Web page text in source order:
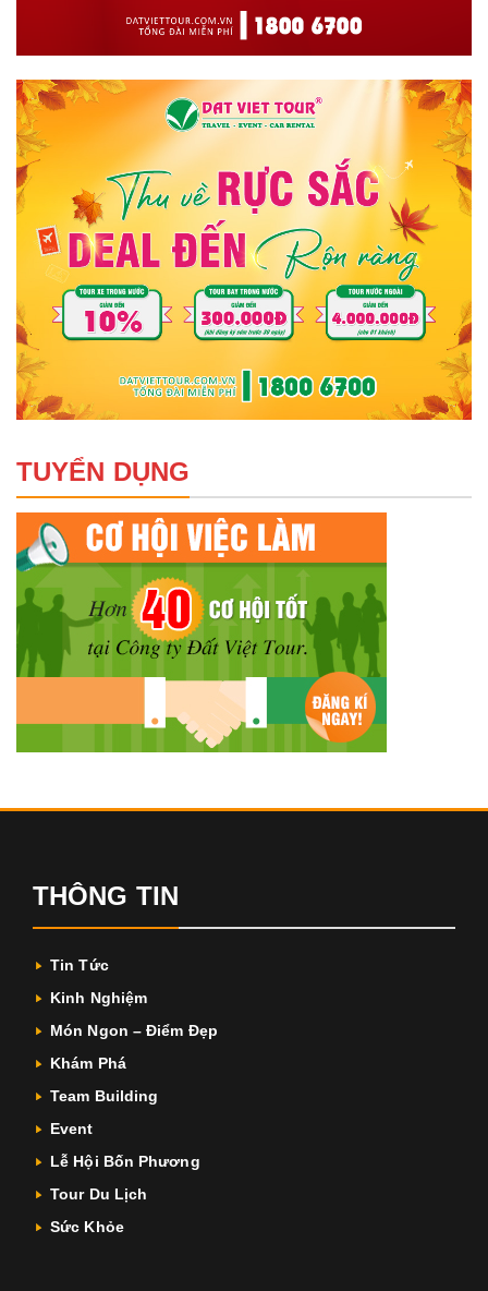
TUYỂN DỤNG
THÔNG TIN
Tin Tức
Kinh Nghiệm
Món Ngon – Điểm Đẹp
Khám Phá
Team Building
Event
Lễ Hội Bốn Phương
Tour Du Lịch
Sức Khỏe